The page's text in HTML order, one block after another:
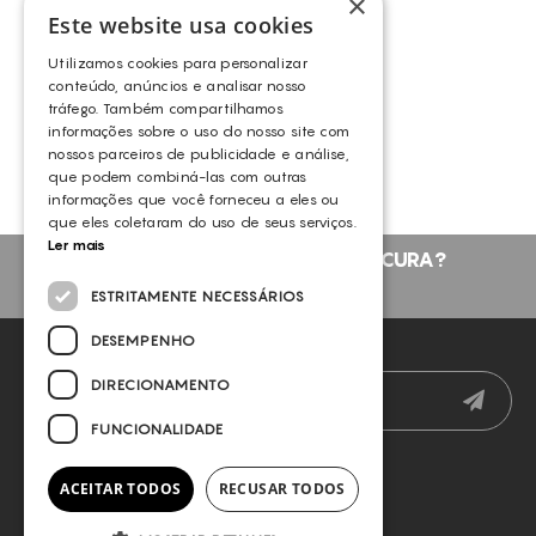
CONSUMÍVEIS
CONTACTOS
CELULITE ADIPOSA
CELULITE GRAU I-III
TRATAMENTO DA CELULITE
PELES CASCA DE LARANJA
ANTI-RUGAS
PERDA DE PESO
ANTI-CELULITE
EMAGRECIMENTO
PELES OLEOSAS
COMEDONS
CELULITE
NÃO ENCONTROU O QUE PROCURA?
FALE CONNOSCO
Este website usa cookies
Utilizamos cookies para personalizar
conteúdo, anúncios e analisar nosso
tráfego. Também compartilhamos
informações sobre o uso do nosso site com
nossos parceiros de publicidade e análise,
que podem combiná-las com outras
informações que você forneceu a eles ou
que eles coletaram do uso de seus serviços.
Ler mais
ESTRITAMENTE NECESSÁRIOS
DESEMPENHO
DIRECIONAMENTO
FUNCIONALIDADE
ACEITAR TODOS RECUSAR TODOS